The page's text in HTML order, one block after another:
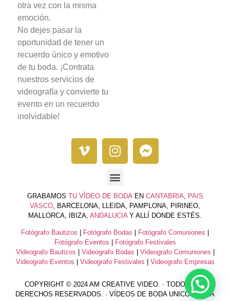
otra vez con la misma
emoción.
No dejes pasar la
oportunidad de tener un
recuerdo único y emotivo
de tu boda. ¡Contrata
nuestros servicios de
videografía y convierte tu
evento en un recuerdo
inolvidable!
GRABAMOS TU VÍDEO DE BODA EN CANTABRIA
PAIS
VASCO , BARCELONA, LLEIDA, PAMPLONA, PIRINEO,
MALLORCA, IBIZA, ANDALUCIA Y ALLÍ DONDE ESTÉS.
Fotógrafo Bautizos Fotógrafo Bodas Fotógrafo Comuniones
Fotógrafo Eventos
Fotógrafo Festivales
Videografo Bautizos
Videografo Bodas Videografo Comuniones
Videografo Eventos
Videografo Festivales Videografo Empresas
COPYRIGHT © 2024 AM CREATIVE VIDEO. · TODOS LOS
DERECHOS RESERVADOS. · VÍDEOS DE BODA UNICOS PARA